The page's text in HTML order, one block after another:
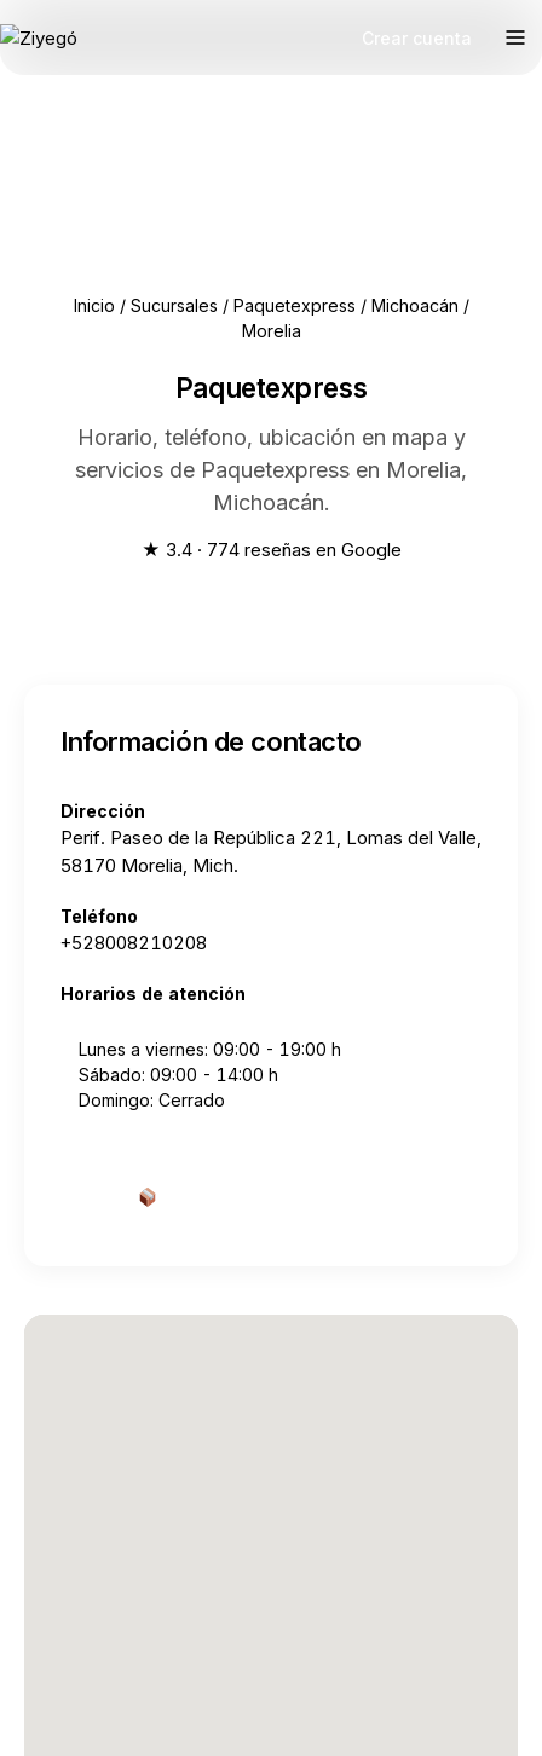
Inicio / Sucursales / Paquetexpress / Michoacán /
Morelia
Paquetexpress
Horario, teléfono, ubicación en mapa y
servicios de Paquetexpress en Morelia,
Michoacán.
★ 3.4 · 774 reseñas en Google
Información de contacto
Dirección
Perif. Paseo de la República 221, Lomas del Valle,
58170 Morelia, Mich.
Teléfono
+528008210208
Horarios de atención
Lunes a viernes: 09:00 - 19:00 h
Sábado: 09:00 - 14:00 h
Domingo: Cerrado